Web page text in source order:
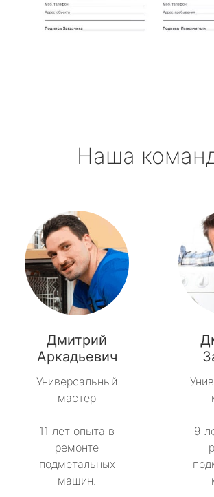
Никольский
Рябово
Свирьстрой
Сиверский
Синявино
Советский
Тайцы
Толмачёво
Ульяновка
Наша
Дмитрий
Аркадьевич
Универсальный
мастер
11 лет опыта в
ремонте
подметальных
машин.
9